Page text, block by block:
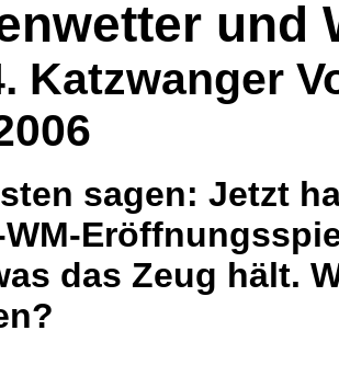
und
Katzwanger
sagen: Jetzt
das Zeug hält.